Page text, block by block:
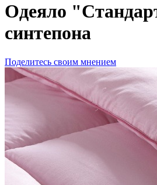
Одеяло
синтепона
Поделитесь своим мнением